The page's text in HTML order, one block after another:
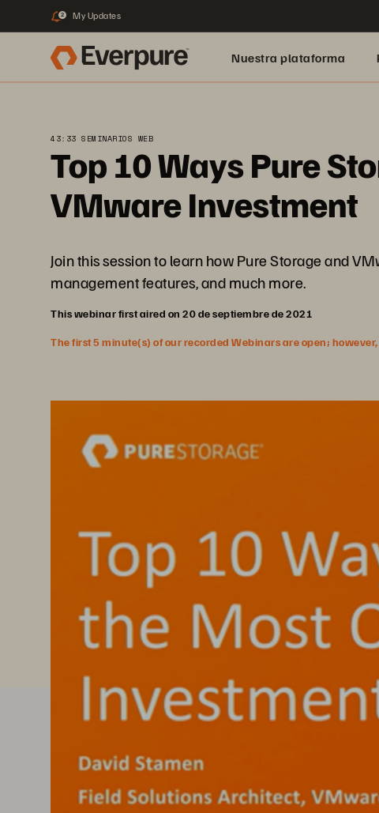
2 My Updates
Nuestra plataforma
43:33 SEMINARIOS WEB
Top 10 Ways Pure
VMware Investment
Join this session to learn how Pure Storage and
management features, and much more.
This webinar first aired on 20 de septiembre de 2021
The first 5 minute(s) of our recorded Webinars are open;